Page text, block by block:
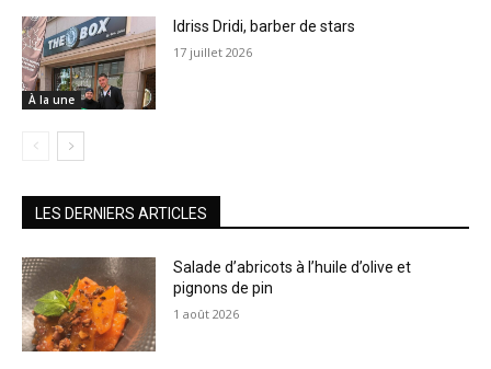
À la une
Idriss Dridi, barber de stars
17 juillet 2026
LES DERNIERS ARTICLES
Salade d’abricots à l’huile d’olive et
pignons de pin
1 août 2026